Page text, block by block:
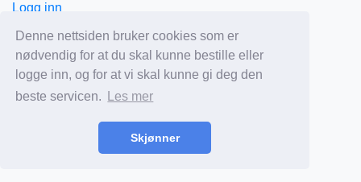
Denne nettsiden bruker cookies som er
nødvendig for at du skal kunne bestille eller
logge inn, og for at vi skal kunne gi deg den
beste servicen.
Les mer
Skjønner
Logg inn
Om Fticket
Aktuelt
Priser